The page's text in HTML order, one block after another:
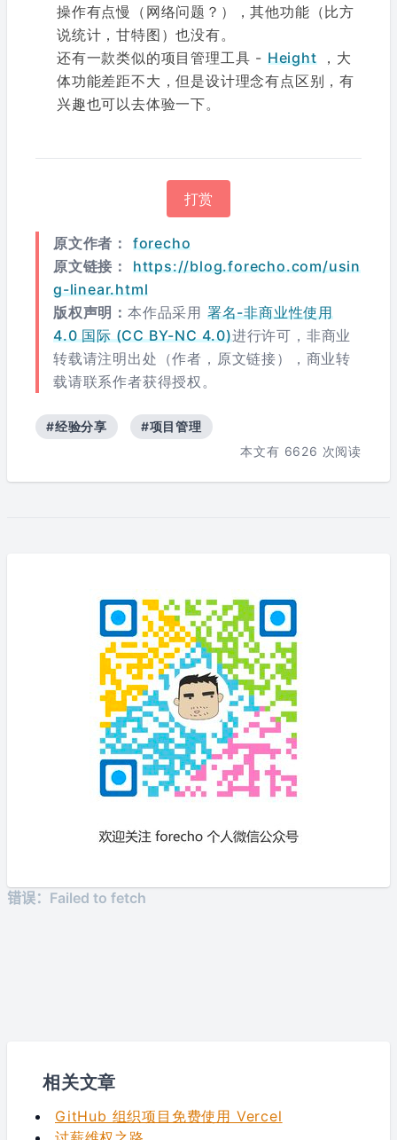
操作有点慢（网络问题？），其他功能（比方
说统计，甘特图）也没有。
还有一款类似的项目管理工具 - Height，大
体功能差距不大，但是设计理念有点区别，有
兴趣也可以去体验一下。
打赏
原文作者：
forecho
原文链接：
https://blog.forecho.com/usin
g-linear.html
版权声明： 本作品采用 署名-非商业性使用
4.0 国际 (CC BY-NC 4.0)进行许可，非商业
转载请注明出处（作者，原文链接），商业转
载请联系作者获得授权。
#经验分享
#项目管理
本文有 6626 次阅读
相关文章
GitHub 组织项目免费使用 Vercel